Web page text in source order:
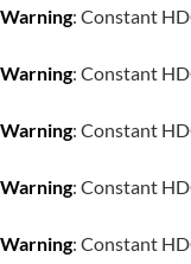
Warning: Constant
Warning: Constant
Warning: Constant
Warning: Constant
Warning: Constant